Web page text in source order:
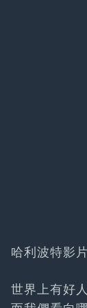
哈利波特影
世界上有好